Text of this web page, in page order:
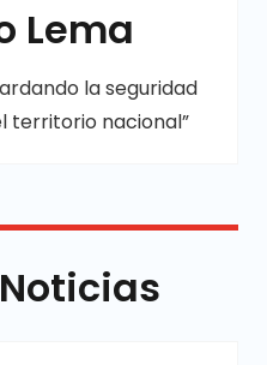
Lema
la seguridad
territorio nacional”